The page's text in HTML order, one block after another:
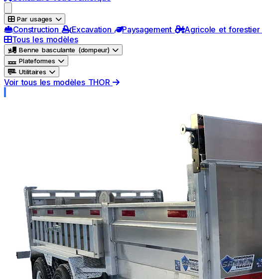
Par usages
Construction Excavation Paysagement Agricole et forestier
Tous les modèles
Benne basculante (dompeur)
Plateformes
Utilitaires
Voir tous les modèles THOR